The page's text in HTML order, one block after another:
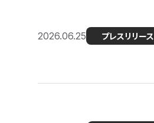
2026.06.25 プレスリリース